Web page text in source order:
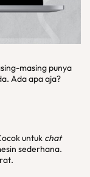
masing punya
Ada apa aja?
untuk chat
sederhana.